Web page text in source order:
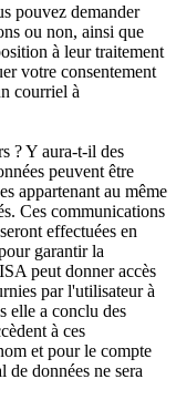
pouvez demander
ou non, ainsi que
à leur traitement
votre consentement
courriel à
? Y aura-t-il des
peuvent être
appartenant au même
Ces communications
effectuées en
garantir la
peut donner accès
par l'utilisateur à
elle a conclu des
à ces
et pour le compte
données ne sera